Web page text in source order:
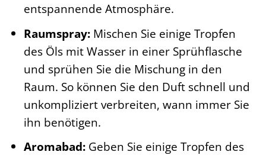
entspannende Atmosphäre.
Raumspray:Mischen Sie einige Tropfen
des Öls mit Wasser in einer Sprühflasche
und sprühen Sie die Mischung in den
Raum. So können Sie den Duft schnell und
unkompliziert verbreiten, wann immer Sie
ihn benötigen.
Aromabad:Geben Sie einige Tropfen des